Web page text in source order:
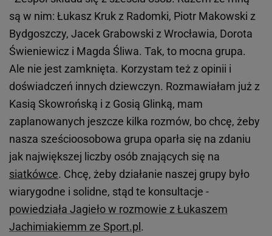
są w nim: Łukasz Kruk z Radomki, Piotr Makowski z
Bydgoszczy, Jacek Grabowski z Wrocławia, Dorota
Świeniewicz i Magda Śliwa. Tak, to mocna grupa.
Ale nie jest zamknięta. Korzystam też z opinii i
doświadczeń innych dziewczyn. Rozmawiałam już z
Kasią Skowrońską i z Gosią Glinką, mam
zaplanowanych jeszcze kilka rozmów, bo chcę, żeby
nasza sześcioosobowa grupa oparła się na zdaniu
jak największej liczby osób znających się na
siatkówce. Chcę, żeby działanie naszej grupy było
wiarygodne i solidne, stąd te konsultacje -
powiedziała Jagieło w rozmowie z Łukaszem
Jachimiakiemm ze Sport.pl .